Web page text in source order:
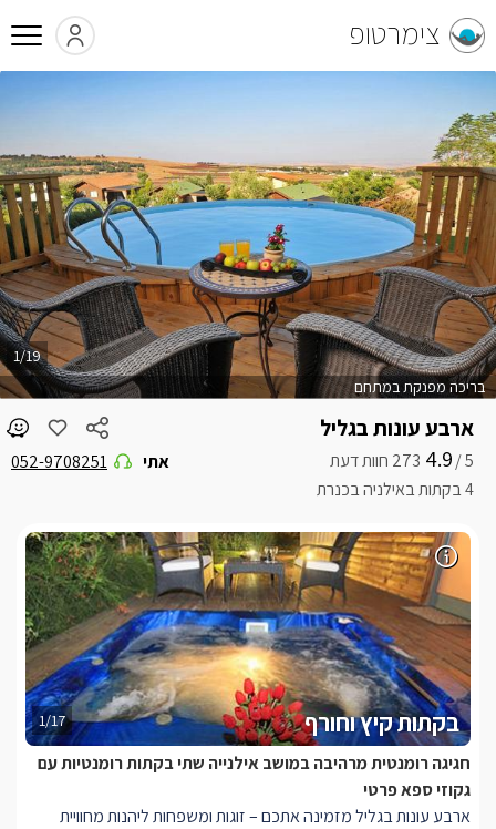
צימרטופ
ארבע עונות בגליל
5 /
4.9
4 בקתות באילניה בכנרת
אתי 052-9708251
בריכה מפנקת במתחם
1/19
1/17 בקתות קיץ וחורף
חגיגה רומנטית מרהיבה במושב אילנייה שתי בקתות רומנטיות עם
גקוזי ספא פרטי
ארבע עונות בגליל מזמינה אתכם – זוגות ומשפחות ליהנות מחוויית